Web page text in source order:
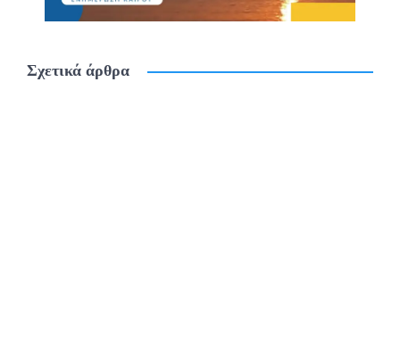
Σχετικά άρθρα